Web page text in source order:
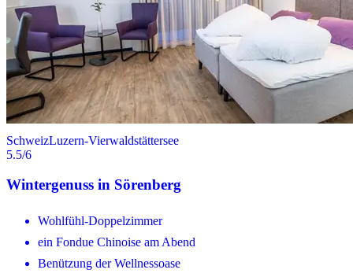
SchweizLuzern-Vierwaldstättersee
5.5/6
Wintergenuss in Sörenberg
Wohlfühl-Doppelzimmer
ein Fondue Chinoise am Abend
Benützung der Wellnessoase